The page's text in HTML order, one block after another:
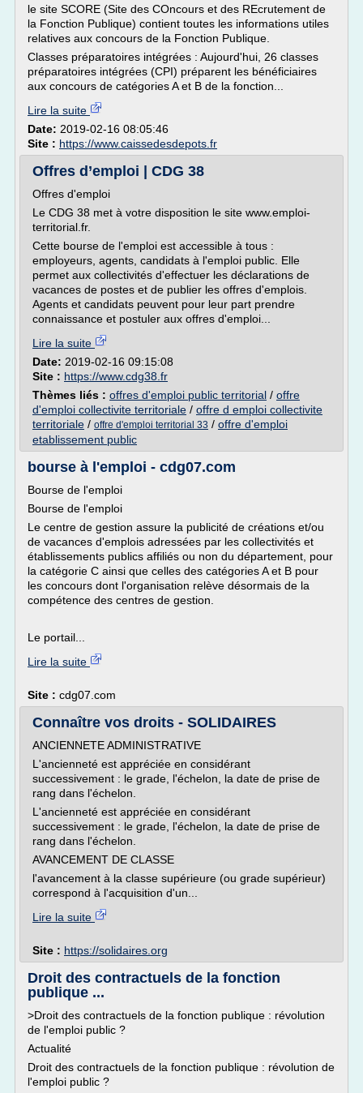
le site SCORE (Site des COncours et des REcrutement de
la Fonction Publique) contient toutes les informations utiles
relatives aux concours de la Fonction Publique.
Classes préparatoires intégrées : Aujourd'hui, 26 classes
préparatoires intégrées (CPI) préparent les bénéficiaires
aux concours de catégories A et B de la fonction...
Lire la suite
Date: 2019-02-16 08:05:46
Site : https://www.caissedesdepots.fr
Offres d’emploi | CDG 38
Offres d'emploi
Le CDG 38 met à votre disposition le site www.emploi-
territorial.fr.
Cette bourse de l'emploi est accessible à tous :
employeurs, agents, candidats à l'emploi public. Elle
permet aux collectivités d'effectuer les déclarations de
vacances de postes et de publier les offres d'emplois.
Agents et candidats peuvent pour leur part prendre
connaissance et postuler aux offres d'emploi...
Lire la suite
Date: 2019-02-16 09:15:08
Site : https://www.cdg38.fr
Thèmes liés : offres d'emploi public territorial / offre
d'emploi collectivite territoriale / offre d emploi collectivite
territoriale / offre d'emploi territorial 33 / offre d'emploi
etablissement public
bourse à l'emploi - cdg07.com
Bourse de l'emploi
Bourse de l'emploi
Le centre de gestion assure la publicité de créations et/ou
de vacances d'emplois adressées par les collectivités et
établissements publics affiliés ou non du département, pour
la catégorie C ainsi que celles des catégories A et B pour
les concours dont l'organisation relève désormais de la
compétence des centres de gestion.
Le portail...
Lire la suite
Site : cdg07.com
Connaître vos droits - SOLIDAIRES
ANCIENNETE ADMINISTRATIVE
L'ancienneté est appréciée en considérant
successivement : le grade, l'échelon, la date de prise de
rang dans l'échelon.
L'ancienneté est appréciée en considérant
successivement : le grade, l'échelon, la date de prise de
rang dans l'échelon.
AVANCEMENT DE CLASSE
l'avancement à la classe supérieure (ou grade supérieur)
correspond à l'acquisition d'un...
Lire la suite
Site : https://solidaires.org
Droit des contractuels de la fonction
publique ...
>Droit des contractuels de la fonction publique : révolution
de l'emploi public ?
Actualité
Droit des contractuels de la fonction publique : révolution de
l'emploi public ?